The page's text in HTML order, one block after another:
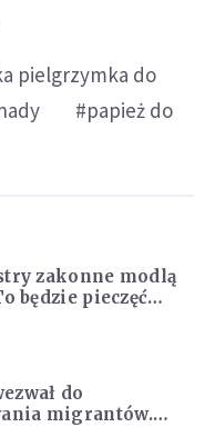
pielgrzymka do
#papież do
zakonne modlą
będzie pieczęć
naszej wiary"
do
migrantów.
przeciwko